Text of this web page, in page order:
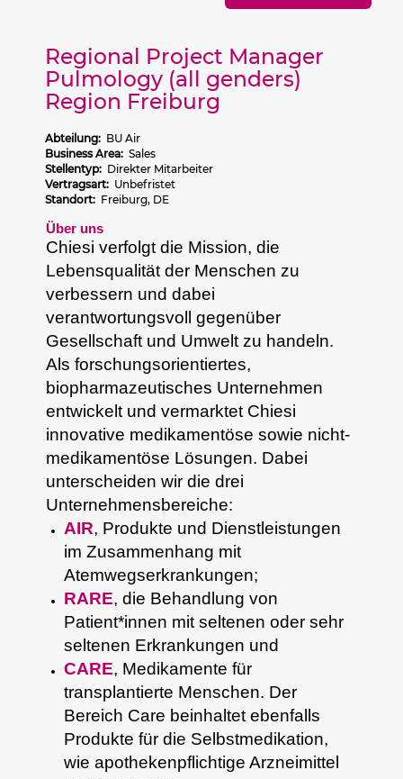
Regional Project Manager
Pulmology (all genders)
Region Freiburg
Abteilung: BU Air
Business Area: Sales
Stellentyp: Direkter Mitarbeiter
Vertragsart: Unbefristet
Standort: Freiburg, DE
Über uns
Chiesi verfolgt die Mission, die
Lebensqualität der Menschen zu
verbessern und dabei
verantwortungsvoll gegenüber
Gesellschaft und Umwelt zu handeln.
Als forschungsorientiertes,
biopharmazeutisches Unternehmen
entwickelt und vermarktet Chiesi
innovative medikamentöse sowie nicht-
medikamentöse Lösungen. Dabei
unterscheiden wir die drei
Unternehmensbereiche:
AIR, Produkte und Dienstleistungen
im Zusammenhang mit
Atemwegserkrankungen;
RARE, die Behandlung von
Patient*innen mit seltenen oder sehr
seltenen Erkrankungen und
CARE, Medikamente für
transplantierte Menschen. Der
Bereich Care beinhaltet ebenfalls
Produkte für die Selbstmedikation,
wie apothekenpflichtige Arzneimittel